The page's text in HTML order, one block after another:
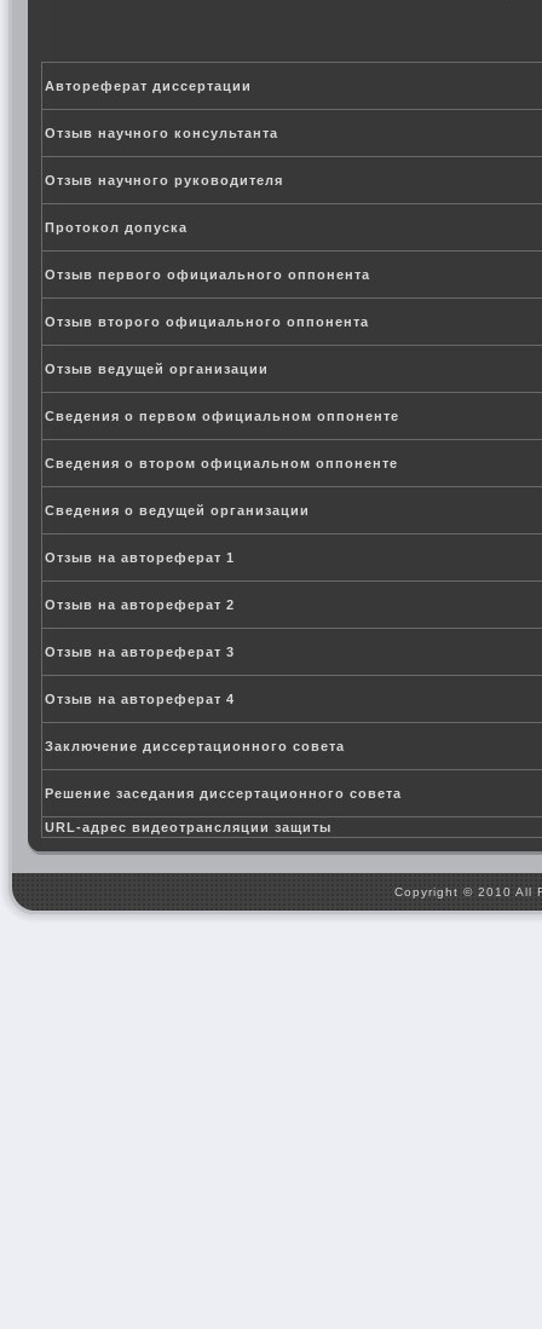
Автореферат диссертации
Отзыв научного консультанта
Отзыв научного руководителя
Протокол допуска
Отзыв первого официального оппонента
Отзыв второго официального оппонента
Отзыв ведущей организации
Сведения о первом официальном оппоненте
Сведения о втором официальном оппоненте
Сведения о ведущей организации
Отзыв на автореферат 1
Отзыв на автореферат 2
Отзыв на автореферат 3
Отзыв на автореферат 4
Заключение диссертационного совета
Решение заседания диссертационного совета
URL-адрес видеотрансляции защиты
Copyright © 2010 All